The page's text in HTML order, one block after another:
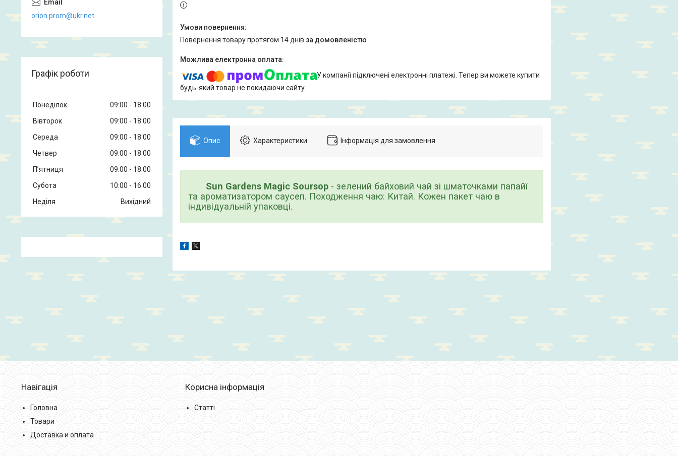
повернення товару протягом 14 днів за домовленістю
У компанії підключені електронні платежі. Тепер ви можете купити
будь-який товар не покидаючи сайту.
Опис Характеристики Інформація для замовлення
Sun Gardens Magic Soursop - зелений байховий чай зі шматочками папайї
та ароматизатором саусеп. Походження чаю: Китай. Кожен пакет чаю в
індивідуальній упаковці.
orion.prom@ukr.net
Графік роботи
Понеділок 09:00
18:00
Вівторок
09:00
18:00
Середа
09:00
18:00
Четвер
09:00
18:00
Пʼятниця
09:00
18:00
Субота
10:00
16:00
Неділя
Вихідний
Навігація
Головна
Товари
Доставка и оплата
Корисна інформація
Статті